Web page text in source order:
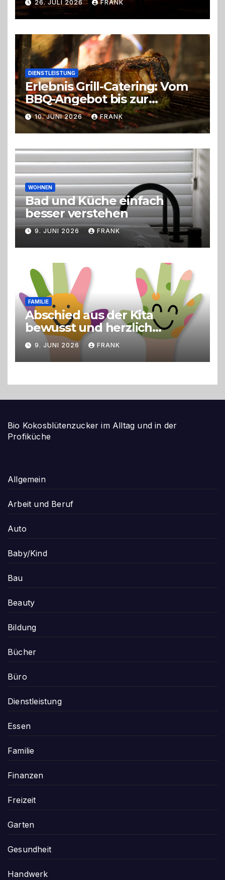
26. JULI 2026 FRANK
DIENSTLEISTUNG
Erlebnis Grill-Catering: Vom
BBQ-Angebot bis zur
perfekten Eventorganisation
Trend zu Outdoor-Events,
Erlebnisgastronomie und
Live-Cooking
10. JUNI 2026 FRANK
WOHNEN
Bad und Küche einfach
besser verstehen
9. JUNI 2026 FRANK
FAMILIE
Abschied aus der Kita
bewusst und herzlich
gestalten
9. JUNI 2026 FRANK
Bio Kokosblütenzucker im Alltag und in der
Profiküche
Allgemein
Arbeit und Beruf
Auto
Baby/Kind
Bau
Beauty
Bildung
Bücher
Büro
Dienstleistung
Essen
Familie
Finanzen
Freizeit
Garten
Gesundheit
Handwerk